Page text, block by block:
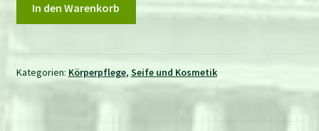
In den Warenkorb
Kategorien: Körperpflege, Seife und Kosmetik